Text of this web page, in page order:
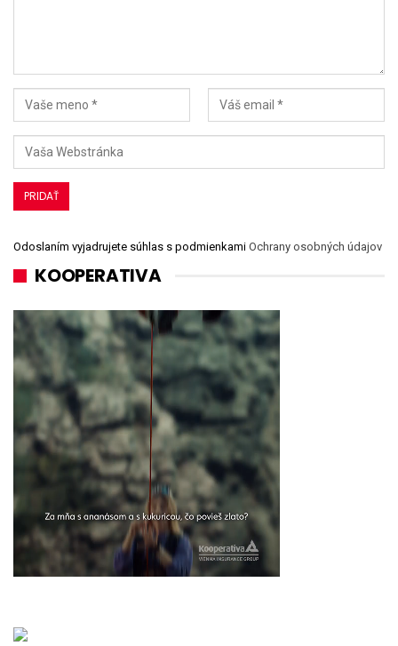
Odoslaním vyjadrujete súhlas s podmienkami Ochrany osobných údajov
KOOPERATIVA